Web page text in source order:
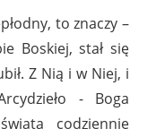
to znaczy –
Boskiej, stał się
Z Nią i w Niej, i
- Boga
codziennie